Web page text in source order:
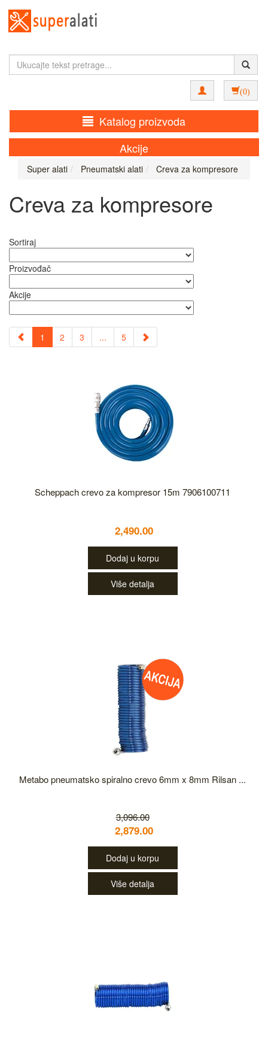
(0)
Katalog proizvoda
Akcije
Super alati Pneumatski alati Creva za kompresore
Creva za kompresore
Sortiraj
Proizvođač
Akcije
1 2 3 ... 5
Scheppach crevo za kompresor 15m 7906100711
2,490.00
Dodaj u korpu
Više detalja
Metabo pneumatsko spiralno crevo 6mm x 8mm Rilsan ...
3,096.00
2,879.00
Dodaj u korpu
Više detalja